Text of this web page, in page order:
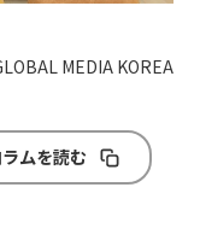
MEDIA KOREA
ムを読む